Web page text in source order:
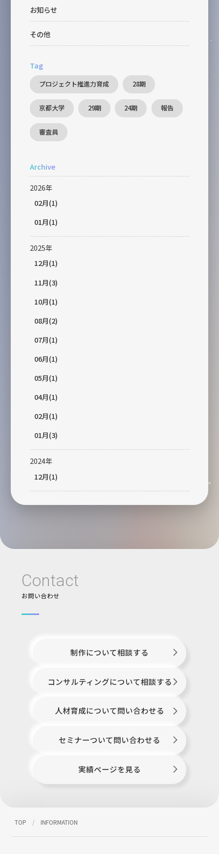
お知らせ
その他
Tag
プロジェクト推進力育成 28期
京都大学 29期 24期 報告
審査員
Archive
2026年
02月(1)
01月(1)
2025年
12月(1)
11月(3)
10月(1)
08月(2)
07月(1)
06月(1)
05月(1)
04月(1)
02月(1)
01月(3)
2024年
12月(1)
Contact
お問い合わせ
制作について相談する
コンサルティングについて相談する
人材育成について問い合わせる
セミナーついて問い合わせる
実績ページを見る
TOP INFORMATION